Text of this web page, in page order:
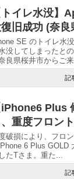
トイレ水没】
旧成功 (奈良
SE のトイレ水
没してしまったと
良県桜井市からご来
記
iPhone6 Plus
、重度フロン
破損により、フロ
6 Plus GOLD
たTさま。重た...
記